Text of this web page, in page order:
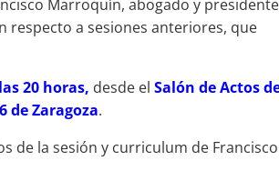
Marroquín, abogado y
respecto a sesiones anteriores, que
20 horas, desde elSalón de Actos
de Zaragoza.
de la sesión y curriculum de Francisco